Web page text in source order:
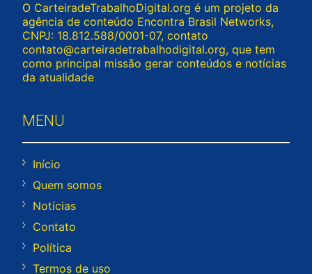
O CarteiradeTrabalhoDigital.org é um projeto da
agência de conteúdo Encontra Brasil Networks,
CNPJ: 18.812.588/0001-07, contato
contato@carteiradetrabalhodigital.org, que tem
como principal missão gerar conteúdos e notícias
da atualidade
MENU
Início
Quem somos
Notícias
Contato
Política
Termos de uso